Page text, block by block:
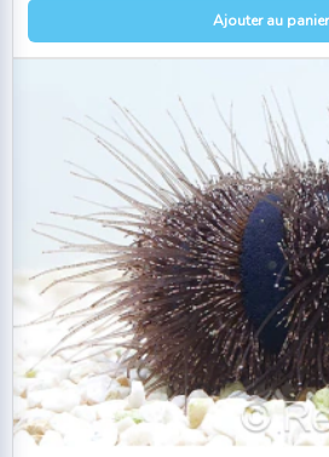
Ajouter au panier